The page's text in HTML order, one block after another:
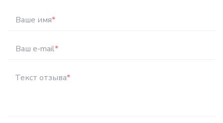
Ваше имя*
Ваш e-mail*
Текст отзыва*